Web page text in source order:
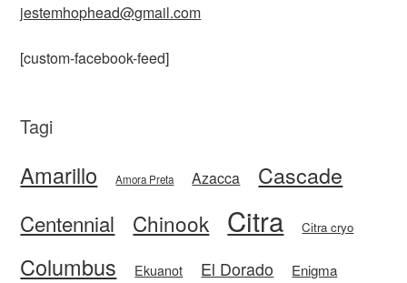
jestemhophead@gmail.com
[custom-facebook-feed]
Tagi
Amarillo Amora Preta Azacca Cascade
Centennial Chinook Citra Citra cryo
Columbus Ekuanot El Dorado Enigma